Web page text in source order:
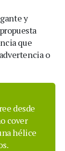
y
que
o
desde
cover
hélice